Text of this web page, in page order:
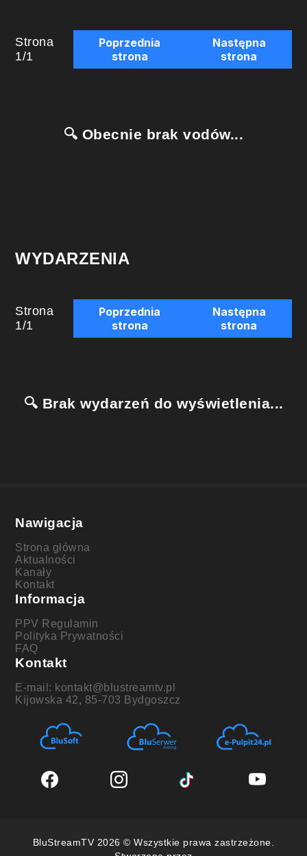
Strona
1/1
Poprzednia
strona
Następna
strona
🔍 Obecnie brak vodów...
WYDARZENIA
Strona
1/1
Poprzednia
strona
Następna
strona
🔍 Brak wydarzeń do wyświetlenia...
Nawigacja
Strona główna
Aktualności
Kanały
Kontakt
Informacja
PPV Regulamin
Polityka Prywatności
FAQ
Kontakt
E-mail: kontakt@blustreamtv.pl
Kijowska 42, 85-703 Bydgoszcz
BluStreamTV 2026 © Wszystkie prawa zastrzeżone.